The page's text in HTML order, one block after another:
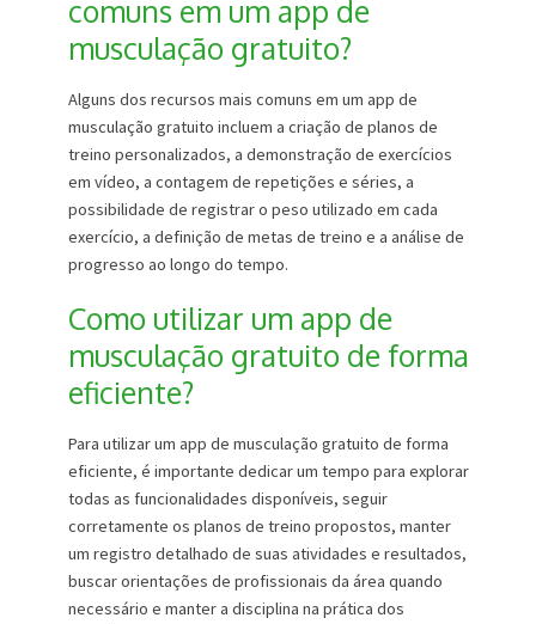
comuns em um app de
musculação gratuito?
Alguns dos recursos mais comuns em um app de
musculação gratuito incluem a criação de planos de
treino personalizados, a demonstração de exercícios
em vídeo, a contagem de repetições e séries, a
possibilidade de registrar o peso utilizado em cada
exercício, a definição de metas de treino e a análise de
progresso ao longo do tempo.
Como utilizar um app de
musculação gratuito de forma
eficiente?
Para utilizar um app de musculação gratuito de forma
eficiente, é importante dedicar um tempo para explorar
todas as funcionalidades disponíveis, seguir
corretamente os planos de treino propostos, manter
um registro detalhado de suas atividades e resultados,
buscar orientações de profissionais da área quando
necessário e manter a disciplina na prática dos